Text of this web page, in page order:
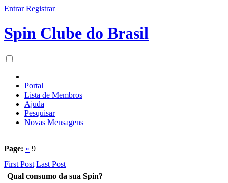
Entrar Registrar
Spin Clube do Brasil
Portal
Lista de Membros
Ajuda
Pesquisar
Novas Mensagens
Page: « 9
First Post Last Post
Qual consumo da sua Spin?